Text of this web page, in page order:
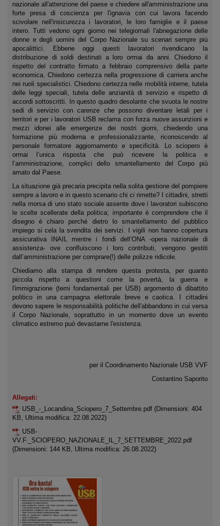
nazionale all'attenzione del paese e chiedere all'amministrazione una
forte presa di coscienza per l'ignavia con cui lavora facendo
scivolare nell'insicurezza i lavoratori, le loro famiglie e il paese
intero. Tutti vedono ogni giorno nei telegiornali l'abnegazione delle
donne e degli uomini del Corpo Nazionale su scenari sempre più
apocalittici. Ebbene oggi questi lavoratori rivendicano la
distribuzione di soldi destinati a loro ormai da anni. Chiedono il
rispetto del contratto firmato a febbraio comprensivo della parte
economica. Chiedono certezza nella progressione di carriera anche
nei ruoli specialistici. Chiedono certezza nelle mobilità interne, tutela
delle leggi speciali, tutela delle anzianità di servizio e rispetto di
accordi sottoscritti. In questo quadro desolante che svuota le nostre
sedi di servizio con carenze che possono diventare letali per i
territori e per i lavoratori USB reclama con forza nuove assunzioni e
mezzi idonei alle emergenze dei nostri giorni, chiedendo una
formazione più moderna e professionalizzante, riconoscendo al
personale formatore aggiornamento e specificità. Lo sciopero è
ormai l’unica risposta che può ricevere la politica e
l’amministrazione, complici dello smantellamento del Corpo più
amato dal Paese.
La situazione già precaria precipita nella solita gestione del pompiere
sempre a lavoro e in questo scenario chi ci rimette? I cittadini, stretti
nella morsa di uno stato sociale assente dove i lavoratori subiscono
le scelte scellerate della politica; importante è comprendere che il
disegno è chiaro perché dietro lo smantellamento del pubblico
impiego si cela la svendita dei servizi. I vigili non hanno copertura
assicurativa INAIL mentre i fondi dell’ONA -opera nazionale di
assistenza- ove confluiscono i loro contributi, vengono gestiti
dall’amministrazione per comprare(!) delle polizze ridicole.
Chiediamo alla stampa di rendere questa protesta, per quanto
piccola rispetto a questioni come la povertà, la guerra e
l'immigrazione (temi fondamentali per USB) argomento di dibattito
politico in una campagna elettorale breve e caotica. I cittadini
devono sapere le responsabilità politiche dell'abbandono in cui versa
il Corpo Nazionale, soprattutto in un momento dove un evento
climatico estremo può devastarne l'esistenza.
per il Coordinamento Nazionale USB VVF
Costantino Saporito
Allegati:
USB_-_Locandina_Sciopero_7_Settembre.pdf (Dimensioni: 404
KB, Ultima modifica: 22.08.2022)
USB-
VV.F._SCIOPERO_NAZIONALE_IL_7_SETTEMBRE_2022.pdf
(Dimensioni: 144 KB, Ultima modifica: 26.08.2022)